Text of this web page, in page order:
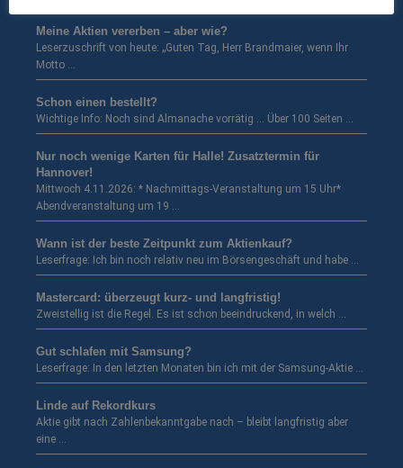
Meine Aktien vererben – aber wie?
Leserzuschrift von heute: „Guten Tag, Herr Brandmaier, wenn Ihr
Motto …
Schon einen bestellt?
Wichtige Info: Noch sind Almanache vorrätig … Über 100 Seiten …
Nur noch wenige Karten für Halle! Zusatztermin für
Hannover!
Mittwoch 4.11.2026: * Nachmittags-Veranstaltung um 15 Uhr*
Abendveranstaltung um 19 …
Wann ist der beste Zeitpunkt zum Aktienkauf?
Leserfrage: Ich bin noch relativ neu im Börsengeschäft und habe …
Mastercard: überzeugt kurz- und langfristig!
Zweistellig ist die Regel. Es ist schon beeindruckend, in welch …
Gut schlafen mit Samsung?
Leserfrage: In den letzten Monaten bin ich mit der Samsung-Aktie …
Linde auf Rekordkurs
Aktie gibt nach Zahlenbekanntgabe nach – bleibt langfristig aber
eine …